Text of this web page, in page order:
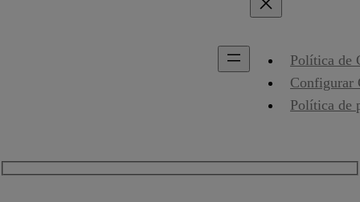
Política de
Configurar
Política de